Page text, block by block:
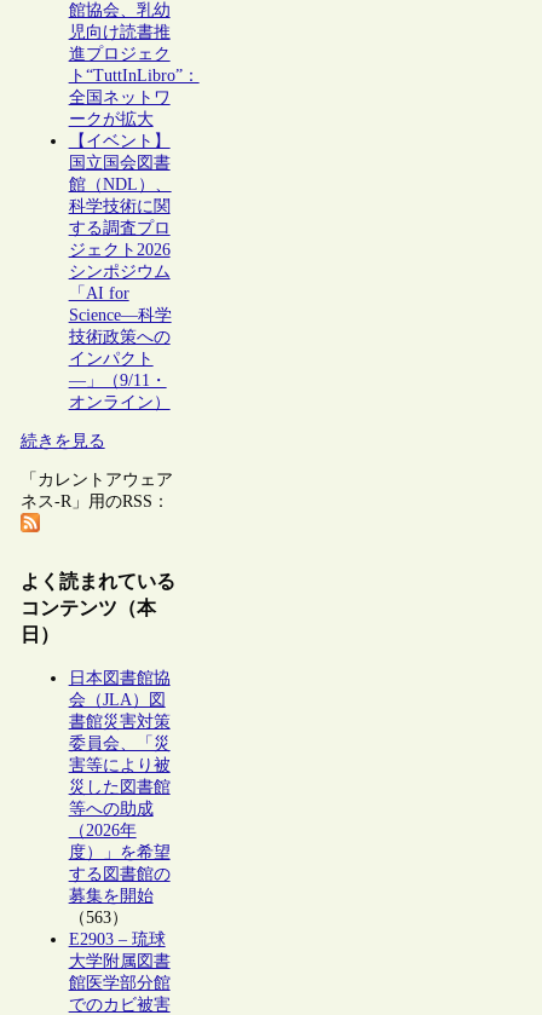
館協会、乳幼
児向け読書推
進プロジェク
ト“TuttInLibro”：
全国ネットワ
ークが拡大
【イベント】
国立国会図書
館（NDL）、
科学技術に関
する調査プロ
ジェクト2026
シンポジウム
「AI for
Science―科学
技術政策への
インパクト
―」（9/11・
オンライン）
続きを見る
「カレントアウェア
ネス-R」用のRSS：
よく読まれている
コンテンツ（本
日）
日本図書館協
会（JLA）図
書館災害対策
委員会、「災
害等により被
災した図書館
等への助成
（2026年
度）」を希望
する図書館の
募集を開始
（563）
E2903 – 琉球
大学附属図書
館医学部分館
でのカビ被害